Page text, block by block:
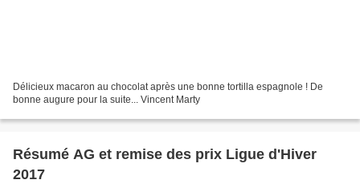
Délicieux macaron au chocolat après une bonne tortilla espagnole ! De
bonne augure pour la suite... Vincent Marty
Résumé AG et remise des prix Ligue d'Hiver
2017